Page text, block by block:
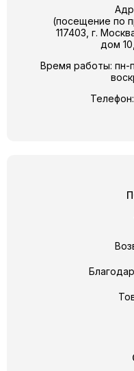
(посещение по
117403, г.
дом
Время работы: пн-
Телефон: